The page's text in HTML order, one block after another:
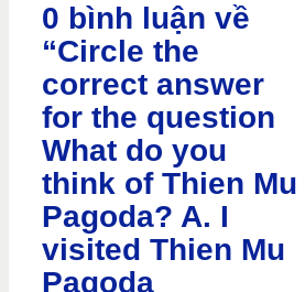
0 bình luận về
“Circle the
correct answer
for the question
What do you
think of Thien Mu
Pagoda? A. I
visited Thien Mu
Pagoda